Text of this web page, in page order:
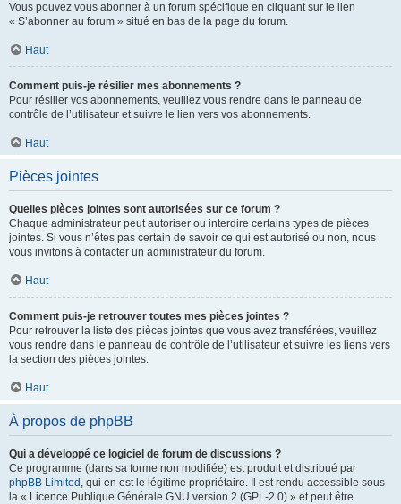
Vous pouvez vous abonner à un forum spécifique en cliquant sur le lien
« S’abonner au forum » situé en bas de la page du forum.
Haut
Comment puis-je résilier mes abonnements ?
Pour résilier vos abonnements, veuillez vous rendre dans le panneau de
contrôle de l’utilisateur et suivre le lien vers vos abonnements.
Haut
Pièces jointes
Quelles pièces jointes sont autorisées sur ce forum ?
Chaque administrateur peut autoriser ou interdire certains types de pièces
jointes. Si vous n’êtes pas certain de savoir ce qui est autorisé ou non, nous
vous invitons à contacter un administrateur du forum.
Haut
Comment puis-je retrouver toutes mes pièces jointes ?
Pour retrouver la liste des pièces jointes que vous avez transférées, veuillez
vous rendre dans le panneau de contrôle de l’utilisateur et suivre les liens vers
la section des pièces jointes.
Haut
À propos de phpBB
Qui a développé ce logiciel de forum de discussions ?
Ce programme (dans sa forme non modifiée) est produit et distribué par
phpBB Limited , qui en est le légitime propriétaire. Il est rendu accessible sous
la « Licence Publique Générale GNU version 2 (GPL-2.0) » et peut être